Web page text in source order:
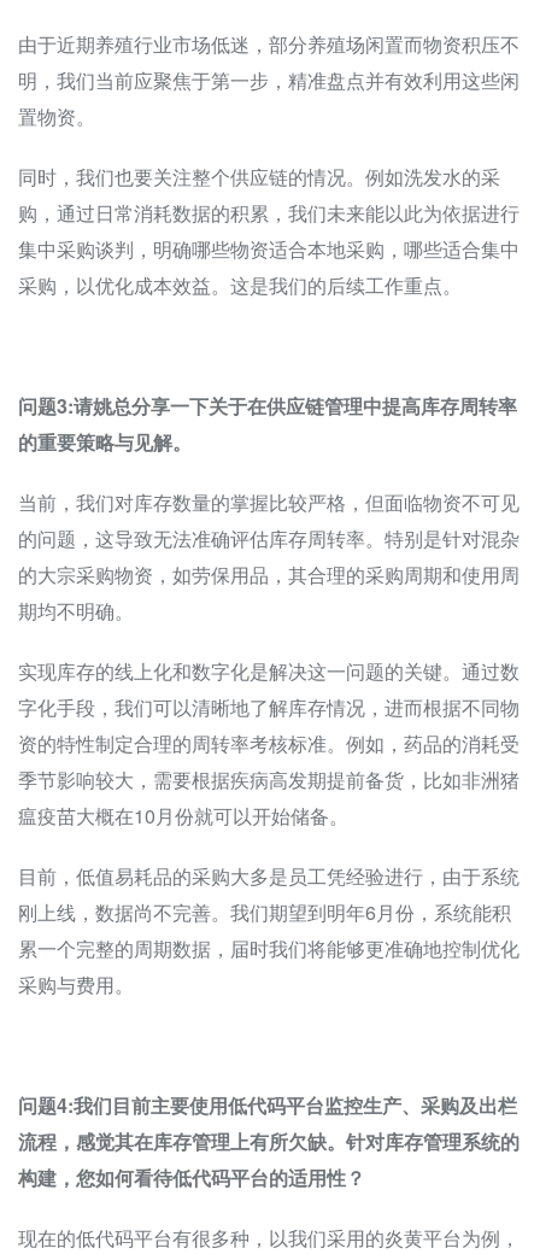
由于近期养殖行业市场低迷，部分养殖场闲置而物资积压不
明，我们当前应聚焦于第一步，精准盘点并有效利用这些闲
置物资。
同时，我们也要关注整个供应链的情况。例如洗发水的采
购，通过日常消耗数据的积累，我们未来能以此为依据进行
集中采购谈判，明确哪些物资适合本地采购，哪些适合集中
采购，以优化成本效益。这是我们的后续工作重点。
问题3:请姚总分享一下关于在供应链管理中提高库存周转率
的重要策略与见解。
当前，我们对库存数量的掌握比较严格，但面临物资不可见
的问题，这导致无法准确评估库存周转率。特别是针对混杂
的大宗采购物资，如劳保用品，其合理的采购周期和使用周
期均不明确。
实现库存的线上化和数字化是解决这一问题的关键。通过数
字化手段，我们可以清晰地了解库存情况，进而根据不同物
资的特性制定合理的周转率考核标准。例如，药品的消耗受
季节影响较大，需要根据疾病高发期提前备货，比如非洲猪
瘟疫苗大概在10月份就可以开始储备。
目前，低值易耗品的采购大多是员工凭经验进行，由于系统
刚上线，数据尚不完善。我们期望到明年6月份，系统能积
累一个完整的周期数据，届时我们将能够更准确地控制优化
采购与费用。
问题4:我们目前主要使用低代码平台监控生产、采购及出栏
流程，感觉其在库存管理上有所欠缺。针对库存管理系统的
构建，您如何看待低代码平台的适用性？
现在的低代码平台有很多种，以我们采用的炎黄平台为例，